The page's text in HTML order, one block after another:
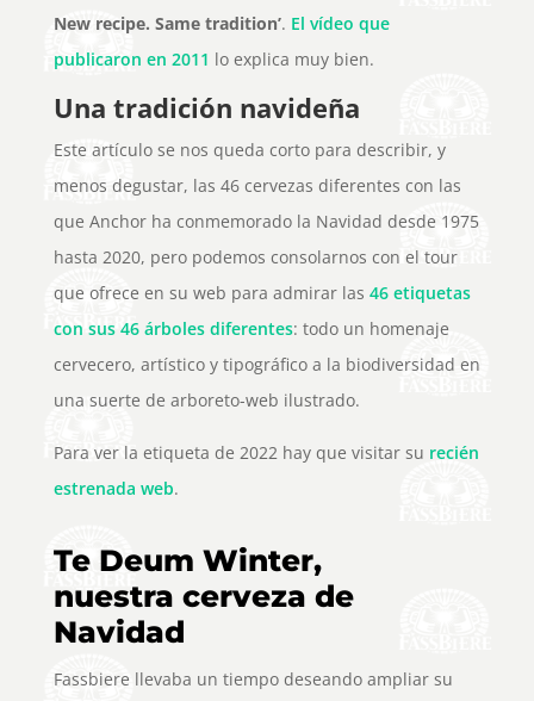
New recipe. Same tradition’. El vídeo que
publicaron en 2011 lo explica muy bien.
Una tradición navideña
Este artículo se nos queda corto para describir, y
menos degustar, las 46 cervezas diferentes con las
que Anchor ha conmemorado la Navidad desde 1975
hasta 2020, pero podemos consolarnos con el tour
que ofrece en su web para admirar las 46 etiquetas
con sus 46 árboles diferentes: todo un homenaje
cervecero, artístico y tipográfico a la biodiversidad en
una suerte de arboreto-web ilustrado.
Para ver la etiqueta de 2022 hay que visitar su recién
estrenada web.
Te Deum Winter,
nuestra cerveza de
Navidad
Fassbiere llevaba un tiempo deseando ampliar su